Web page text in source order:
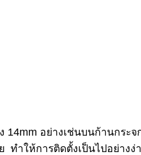
14mm อย่างเช่นบนก้านกร
ทำให้การติดตั้งเป็นไปอย่างง่